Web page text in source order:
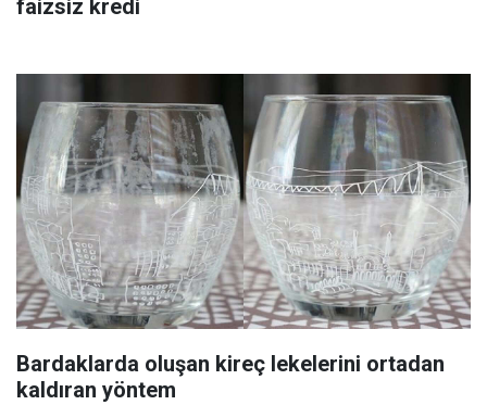
faizsiz kredi
Bardaklarda oluşan kireç lekelerini ortadan
kaldıran yöntem